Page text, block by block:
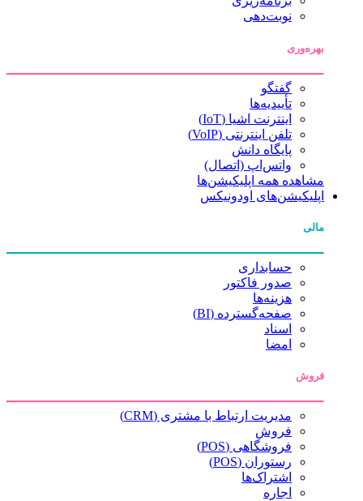
نوبت‌دهی
بهره‌وری
گفتگو
تأییدیه‌ها
اینترنت اشیا (IoT)
تلفن اینترنتی (VoIP)
پایگاه دانش
واتس‌اپ (اتصال)
مشاهده همه اپلیکیشن‌ها
اپلیکیشن‌های اودونیکس
مالی
حسابداری
صدور فاکتور
هزینه‌ها
صفحه‌گسترده (BI)
اسناد
امضا
فروش
مدیریت ارتباط با مشتری (CRM)
فروش
فروشگاهی (POS)
رستوران (POS)
اشتراک‌ها
اجاره